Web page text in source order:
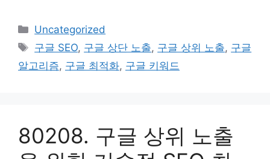
Categories
Uncategorized
Tags
구글 SEO, 구글 상단 노출, 구글 상위 노출, 구글
알고리즘, 구글 최적화, 구글 키워드
80208. 구글 상위 노출